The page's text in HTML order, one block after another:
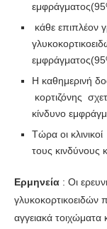
κάθε επιπλέον
Η καθημερινή
κορτιζόνης
κίνδυνο
Τώρα οι
τους κινδύνους
Ερμηνεία : Οι
γλυκοκορτικοειδών
αγγειακά τοιχώματα